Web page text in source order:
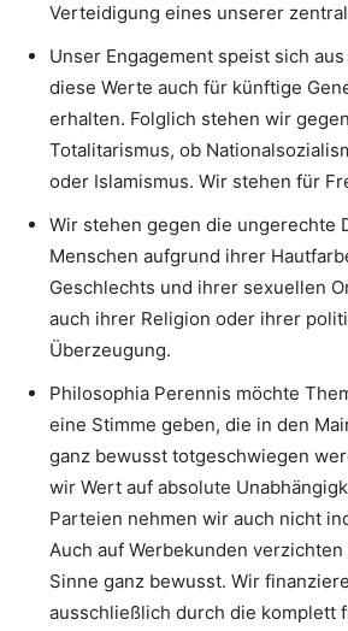
Verteidigung eines unserer
Unser Engagement speist sich
diese Werte auch für künftige
erhalten. Folglich stehen wir
Totalitarismus, ob
oder Islamismus. Wir stehen für
Wir stehen gegen die ungerechte
Menschen aufgrund ihrer
Geschlechts und ihrer sexuellen
auch ihrer Religion oder ihrer
Überzeugung.
Philosophia Perennis möchte
eine Stimme geben, die in den
ganz bewusst totgeschwiegen
wir Wert auf absolute
Parteien nehmen wir auch nicht
Auch auf Werbekunden
Sinne ganz bewusst. Wir
ausschließlich durch die komplett